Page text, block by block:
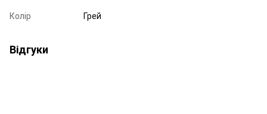
Колір Грей
Відгуки